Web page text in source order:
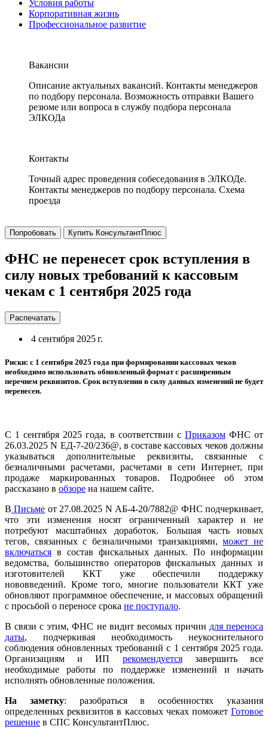
Условия работы
Корпоративная жизнь
Профессиональное развитие
Вакансии
Описание актуальных вакансий. Контакты менеджеров
по подбору персонала. Возможность отправки Вашего
резюме или вопроса в службу подбора персонала
ЭЛКОДа
Контакты
Точный адрес проведения собеседования в ЭЛКОДе.
Контакты менеджеров по подбору персонала. Схема
проезда
Попробовать Купить КонсультантПлюс
ФНС не перенесет срок вступления в
силу новых требований к кассовым
чекам с 1 сентября 2025 года
Распечатать
4 сентября 2025 г.
Риски: с 1 сентября 2025 года при формировании кассовых чеков
необходимо использовать обновленный формат с расширенным
перечнем реквизитов. Срок вступления в силу данных изменений не будет
перенесен.
С 1 сентября 2025 года, в соответствии с ПриказомФНС от
26.03.2025 N ЕД-7-20/236@, в составе кассовых чеков должны
указываться дополнительные реквизиты, связанные с
безналичными расчетами, расчетами в сети Интернет, при
продаже маркированных товаров. Подробнее об этом
рассказано в обзоре на нашем сайте.
В Письме от 27.08.2025 N АБ-4-20/7882@ ФНС подчеркивает,
что эти изменения носят ограниченный характер и не
потребуют масштабных доработок. Большая часть новых
тегов, связанных с безналичными транзакциями,может не
включаться в состав фискальных данных. По информации
ведомства, большинство операторов фискальных данных и
изготовителей ККТ уже обеспечили поддержку
нововведений. Кроме того, многие пользователи ККТ уже
обновляют программное обеспечение, и массовых обращений
с просьбой о переносе срока не поступало.
В связи с этим, ФНС не видит весомых причин для переноса
даты, подчеркивая необходимость неукоснительного
соблюдения обновленных требований с 1 сентября 2025 года.
Организациям и ИП рекомендуетсязавершить все
необходимые работы по поддержке изменений и начать
исполнять обновленные положения.
На заметку: разобраться в особенностях указания
определенных реквизитов в кассовых чеках поможет Готовое
решение в СПС КонсультантПлюс.